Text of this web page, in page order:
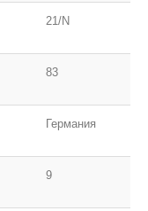
21/N
83
Германия
9